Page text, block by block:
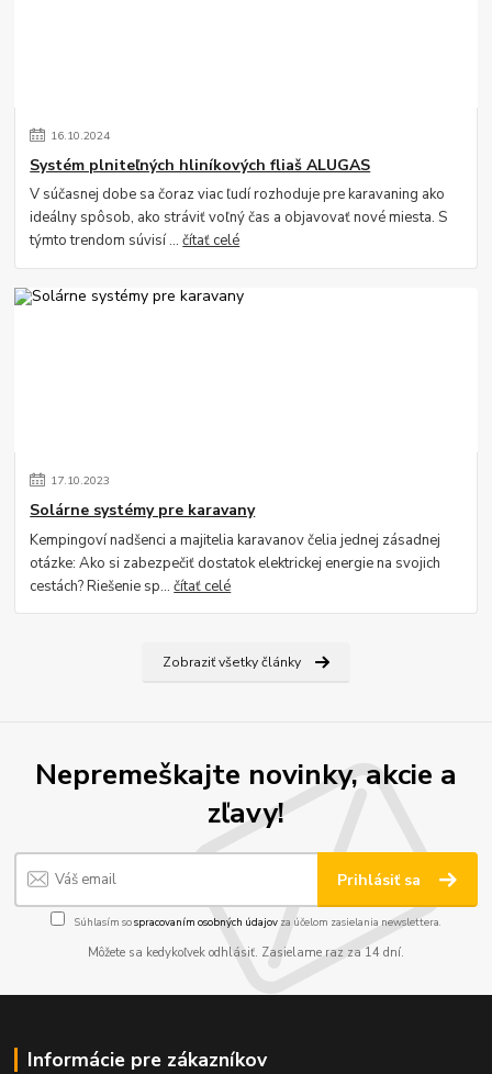
16.10.2024
Systém plniteľných hliníkových fliaš ALUGAS
V súčasnej dobe sa čoraz viac ľudí rozhoduje pre karavaning ako
ideálny spôsob, ako stráviť voľný čas a objavovať nové miesta. S
týmto trendom súvisí ...čítať celé
17.10.2023
Solárne systémy pre karavany
Kempingoví nadšenci a majitelia karavanov čelia jednej zásadnej
otázke: Ako si zabezpečiť dostatok elektrickej energie na svojich
cestách? Riešenie sp...čítať celé
Zobraziť všetky články
Nepremeškajte novinky, akcie a
zľavy!
Prihlásiť sa
Súhlasím sospracovaním osobných údajov za účelom zasielania newslettera.
Môžete sa kedykoľvek odhlásiť. Zasielame raz za 14 dní.
Informácie pre zákazníkov